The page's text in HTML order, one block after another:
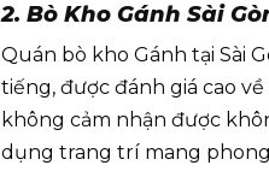
2. Bò Kho Gánh Sài
Quán bò kho Gánh tại Sài
tiếng, được đánh giá cao
không cảm nhận được
dụng trang trí mang